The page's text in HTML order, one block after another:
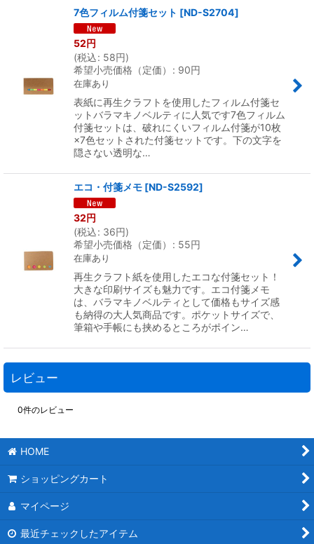
7色フィルム付箋セット [ND-S2704]
52円
(税込: 58円)
希望小売価格（定価）
: 90円
在庫あり
表紙に再生クラフトを使用したフィルム付箋セ
ットバラマキノベルティに人気です7色フィルム
付箋セットは、破れにくいフィルム付箋が10枚
×7色セットされた付箋セットです。下の文字を
隠さない透明な…
エコ・付箋メモ [ND-S2592]
32円
(税込: 36円)
希望小売価格（定価）
: 55円
在庫あり
再生クラフト紙を使用したエコな付箋セット！
大きな印刷サイズも魅力です。エコ付箋メモ
は、バラマキノベルティとして価格もサイズ感
も納得の大人気商品です。ポケットサイズで、
筆箱や手帳にも挟めるところがポイン…
レビュー
0件のレビュー
HOME
ショッピングカート
マイページ
最近チェックしたアイテム